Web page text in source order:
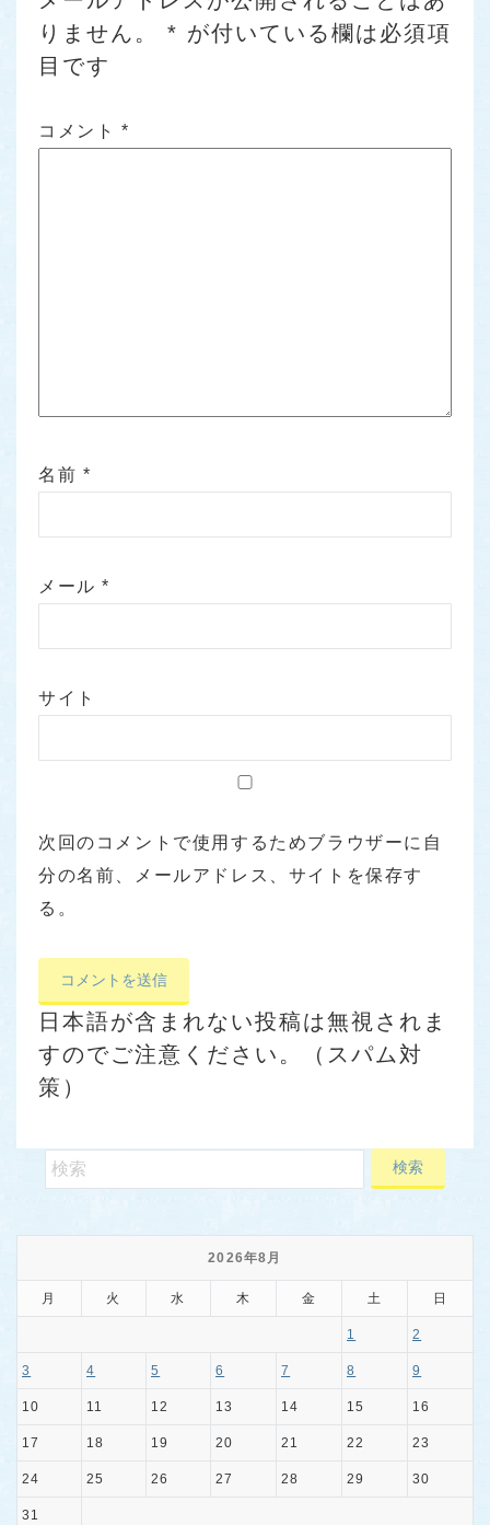
りません。
* が付いている欄は必須項
目です
コメント *
名前 *
メール*
サイト
次回のコメントで使用するためブラウザーに自
分の名前、メールアドレス、サイトを保存す
る。
日本語が含まれない投稿は無視されま
すのでご注意ください。（スパム対
策）
2026年8月
月 火 水 木 金 土 日
1 2
3 4 5 6 7 8 9
10 11 12 13 14 15 16
17 18 19 20 21 22 23
24 25 26 27 28 29 30
31